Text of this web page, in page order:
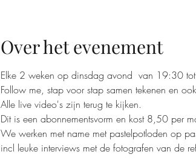
Over het evenement
Elke 2 weken op dinsdag avond  van 19:30
Follow me, stap voor stap samen tekenen en
Alle live video's zijn terug te kijken.
Dit is een abonnementsvorm en kost 8,50
We werken met name met pastelpotloden op
incl leuke interviews met de fotografen van de